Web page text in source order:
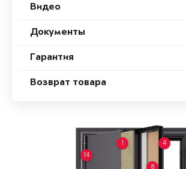
Видео
Документы
Гарантия
Возврат товара
1 4
8
14